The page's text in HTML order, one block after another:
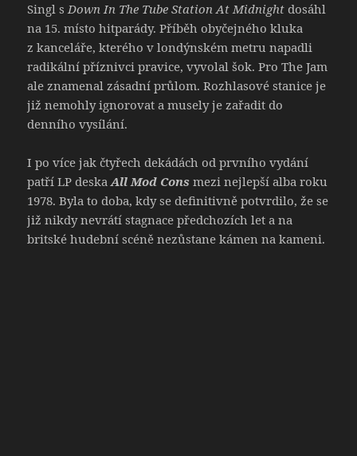
Singl sDown In The Tube Station At Midnight dosáhl
na 15. místo hitparády. Příběh obyčejného kluka
z kanceláře, kterého v londýnském metru napadli
radikální příznivci pravice, vyvolal šok. Pro The Jam
ale znamenal zásadní průlom. Rozhlasové stanice je
již nemohly ignorovat a musely je zařadit do
denního vysílání.
I po více jak čtyřech dekádách od prvního vydání
patří LP deskaAll Mod Cons mezi nejlepší alba roku
1978. Byla to doba, kdy se definitivně potvrdilo, že se
již nikdy nevrátí stagnace předchozích let a na
britské hudební scéně nezůstane kámen na kameni.